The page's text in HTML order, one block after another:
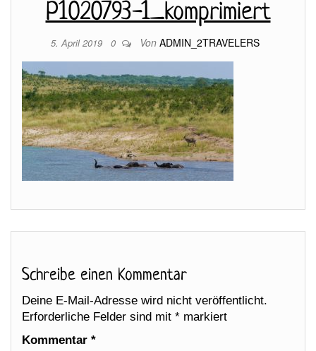
P1020793-1_komprimiert
5. April 2019 0 Von ADMIN_2TRAVELERS
Schreibe einen Kommentar
Deine E-Mail-Adresse wird nicht veröffentlicht.
Erforderliche Felder sind mit * markiert
Kommentar *